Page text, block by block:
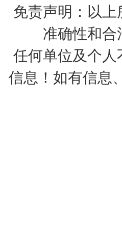
免责声明：以
准确性和合
任何单位及个
信息！如有信息